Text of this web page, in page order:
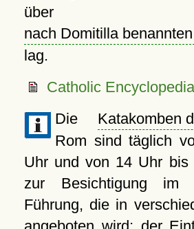
über
nach Domitilla
lag.
Catholic Encyclopedia
Die Katakomben
Rom sind täglich
Uhr und von 14 Uhr bis
zur Besichtigung im
Führung, die in